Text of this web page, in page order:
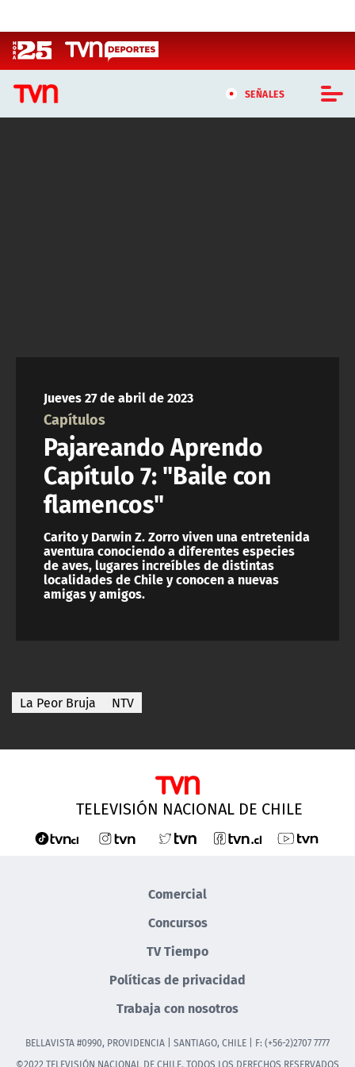
SEÑALES
ACTUALIDAD Y TENDENCIAS
CORPORATIVO Y TRANSPARENCIA
CANAL DE DENUNCIAS
ÁREA DE PROYECTOS
Jueves 27 de abril de 2023
Capítulos
Pajareando Aprendo
Capítulo 7: "Baile con
flamencos"
Carito y Darwin Z. Zorro viven una entretenida
aventura conociendo a diferentes especies
de aves, lugares increíbles de distintas
localidades de Chile y conocen a nuevas
amigas y amigos.
La Peor Bruja NTV
TELEVISIÓN NACIONAL DE CHILE
Comercial
Concursos
TV Tiempo
Políticas de privacidad
Trabaja con nosotros
BELLAVISTA #0990, PROVIDENCIA | SANTIAGO, CHILE | F: (+56-2)2707 7777
©2022 TELEVISIÓN NACIONAL DE CHILE. TODOS LOS DERECHOS RESERVADOS